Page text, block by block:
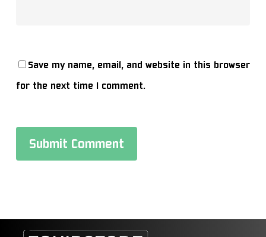
Save my name, email, and website in this browser
for the next time I comment.